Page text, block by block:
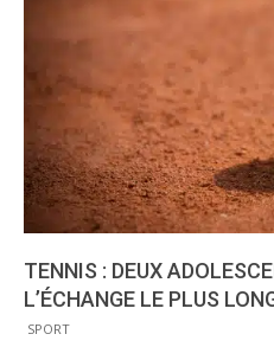
TENNIS : DEUX
L’ÉCHANGE LE PLUS
2014-
SPORT